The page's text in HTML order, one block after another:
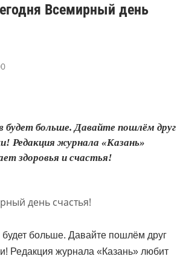
Всемирный день
будет больше. Давайте пошлём друг
Редакция журнала «Казань»
здоровья и счастья!
будет больше. Давайте пошлём друг
Редакция журнала «Казань» любит